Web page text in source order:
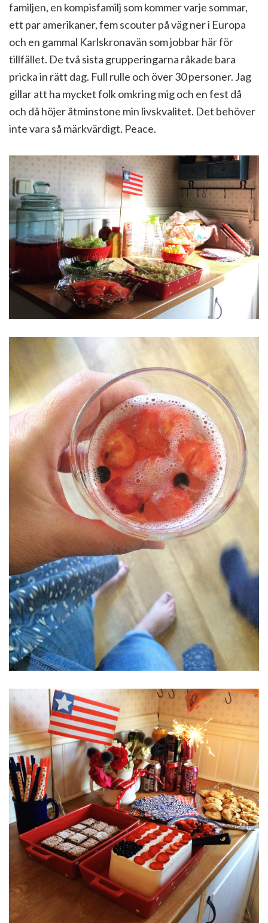
familjen, en kompisfamilj som kommer varje sommar,
ett par amerikaner, fem scouter på väg ner i Europa
och en gammal Karlskronavän som jobbar här för
tillfället. De två sista grupperingarna råkade bara
pricka in rätt dag. Full rulle och över 30 personer. Jag
gillar att ha mycket folk omkring mig och en fest då
och då höjer åtminstone min livskvalitet. Det behöver
inte vara så märkvärdigt. Peace.